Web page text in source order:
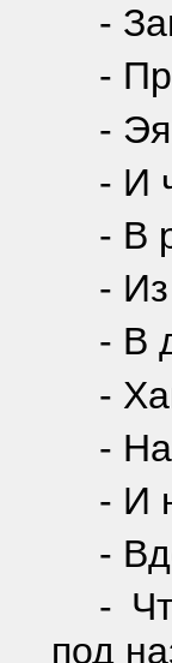
-
-
-
- И
- В
-
- В
-
-
- И
-
-
под